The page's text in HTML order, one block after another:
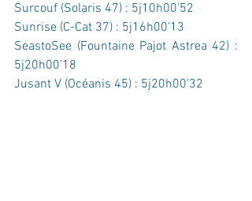
Surcouf (Solaris 47) : 5j10h00'52
Sunrise (C-Cat 37) : 5j16h00'13
SeastoSee (Fountaine Pajot Astrea 42) :
5j20h00'18
Jusant V (Océanis 45) : 5j20h00'32